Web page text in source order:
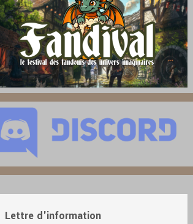
Lettre d'information